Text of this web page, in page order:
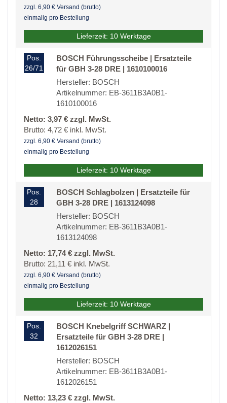
zzgl. 6,90 € Versand (brutto)
einmalig pro Bestellung
Lieferzeit: 10 Werktage
Pos.
26/71
BOSCH Führungsscheibe | Ersatzteile
für GBH 3-28 DRE | 1610100016
Hersteller: BOSCH
Artikelnummer: EB-3611B3A0B1-
1610100016
Netto: 3,97 € zzgl. MwSt.
Brutto: 4,72 € inkl. MwSt.
zzgl. 6,90 € Versand (brutto)
einmalig pro Bestellung
Lieferzeit: 10 Werktage
Pos.
28
BOSCH Schlagbolzen | Ersatzteile für
GBH 3-28 DRE | 1613124098
Hersteller: BOSCH
Artikelnummer: EB-3611B3A0B1-
1613124098
Netto: 17,74 € zzgl. MwSt.
Brutto: 21,11 € inkl. MwSt.
zzgl. 6,90 € Versand (brutto)
einmalig pro Bestellung
Lieferzeit: 10 Werktage
Pos.
32
BOSCH Knebelgriff SCHWARZ |
Ersatzteile für GBH 3-28 DRE |
1612026151
Hersteller: BOSCH
Artikelnummer: EB-3611B3A0B1-
1612026151
Netto: 13,23 € zzgl. MwSt.